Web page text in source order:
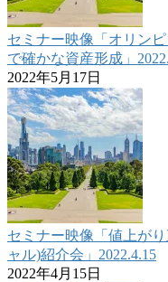
セミナー映像「オリン
で確かな資産形成」
2022年5月17日
セミナー映像「値上が
ャル)紹介会」2022.4.15
2022年4月15日